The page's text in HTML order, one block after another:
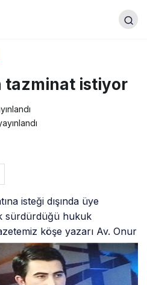
tazminat istiyor
isteği dışında üye
sürdürdüğü hukuk
köşe yazarı Av.Onur
Suç Duyurusu